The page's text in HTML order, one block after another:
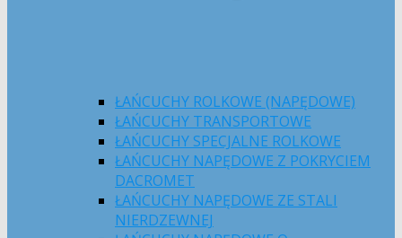
ŁAŃCUCHY ROLKOWE (NAPĘDOWE)
ŁAŃCUCHY TRANSPORTOWE
ŁAŃCUCHY SPECJALNE ROLKOWE
ŁAŃCUCHY NAPĘDOWE Z POKRYCIEM
DACROMET
ŁAŃCUCHY NAPĘDOWE ZE STALI
NIERDZEWNEJ